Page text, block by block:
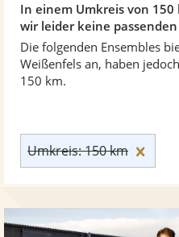
In einem Umkreis von
wir leider keine
Die folgenden Ensembles
Weißenfels an, haben
150 km.
Umkreis: 150 km